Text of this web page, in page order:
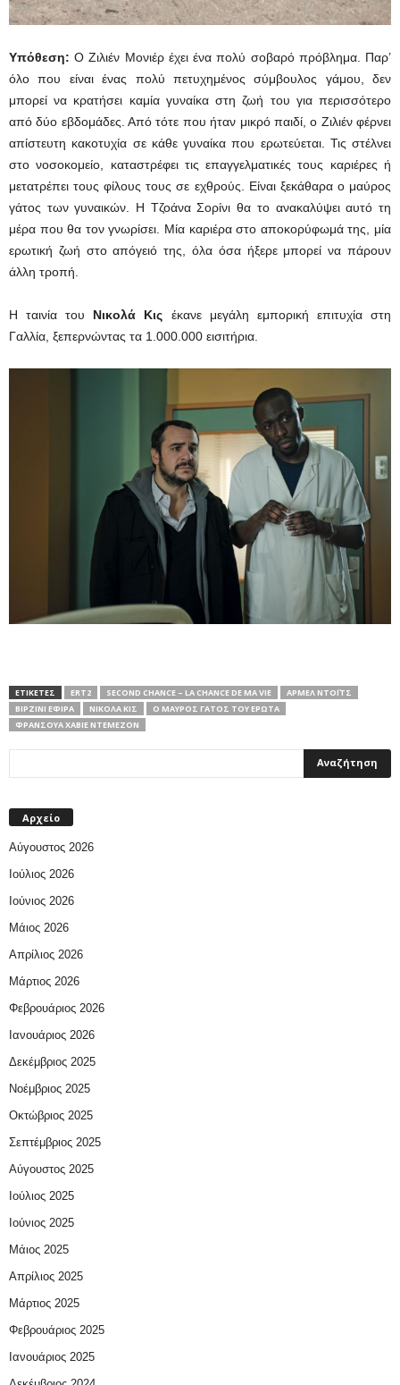
Υπόθεση: Ο Ζιλιέν Μονιέρ έχει ένα πολύ σοβαρό πρόβλημα. Παρ’
όλο που είναι ένας πολύ πετυχημένος σύμβουλος γάμου, δεν
μπορεί να κρατήσει καμία γυναίκα στη ζωή του για περισσότερο
από δύο εβδομάδες. Από τότε που ήταν μικρό παιδί, ο Ζιλιέν φέρνει
απίστευτη κακοτυχία σε κάθε γυναίκα που ερωτεύεται. Τις στέλνει
στο νοσοκομείο, καταστρέφει τις επαγγελματικές τους καριέρες ή
μετατρέπει τους φίλους τους σε εχθρούς. Είναι ξεκάθαρα ο μαύρος
γάτος των γυναικών. Η Τζοάνα Σορίνι θα το ανακαλύψει αυτό τη
μέρα που θα τον γνωρίσει. Μία καριέρα στο αποκορύφωμά της, μία
ερωτική ζωή στο απόγειό της, όλα όσα ήξερε μπορεί να πάρουν
άλλη τροπή.
Η ταινία του Νικολά Κις έκανε μεγάλη εμπορική επιτυχία στη
Γαλλία, ξεπερνώντας τα 1.000.000 εισιτήρια.
ΕΤΙΚΕΤΕΣ ERT2 SECOND CHANCE – LA CHANCE DE MA VIE
ΑΡΜΈΛ ΝΤΌΙΤΣ
ΒΙΡΖΙΝΊ ΕΦΙΡΆ
ΝΙΚΟΛΆ ΚΙΣ
Ο ΜΑΎΡΟΣ ΓΆΤΟΣ ΤΟΥ ΈΡΩΤΑ
ΦΡΑΝΣΟΥΆ ΧΑΒΙΈ ΝΤΕΜΕΖΌΝ
Αρχείο
Αύγουστος 2026
Ιούλιος 2026
Ιούνιος 2026
Μάιος 2026
Απρίλιος 2026
Μάρτιος 2026
Φεβρουάριος 2026
Ιανουάριος 2026
Δεκέμβριος 2025
Νοέμβριος 2025
Οκτώβριος 2025
Σεπτέμβριος 2025
Αύγουστος 2025
Ιούλιος 2025
Ιούνιος 2025
Μάιος 2025
Απρίλιος 2025
Μάρτιος 2025
Φεβρουάριος 2025
Ιανουάριος 2025